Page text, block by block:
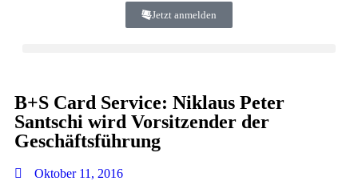
Jetzt anmelden
B+S Card Service: Niklaus Peter
Santschi wird Vorsitzender der
Geschäftsführung
Oktober 11, 2016